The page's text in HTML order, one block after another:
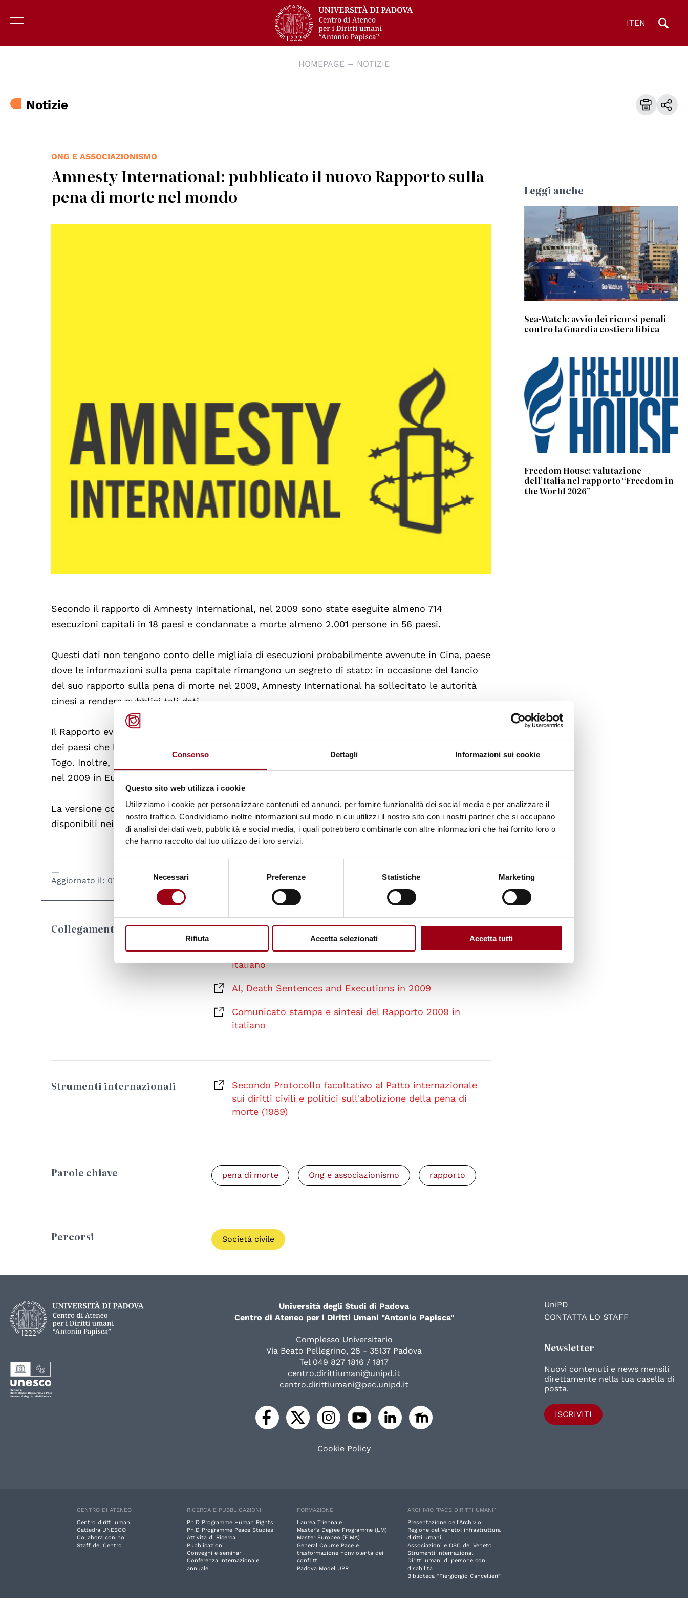
Consenso Dettagli Informazioni sui cookie
Questo sito web utilizza i cookie
Utilizziamo i cookie per personalizzare contenuti ed annunci, per fornire funzionalità dei social media e per analizzare il
nostro traffico. Condividiamo inoltre informazioni sul modo in cui utilizzi il nostro sito con i nostri partner che si occupano
di analisi dei dati web, pubblicità e social media, i quali potrebbero combinarle con altre informazioni che hai fornito loro o
che hanno raccolto dal tuo utilizzo dei loro servizi.
del
Necessari Preferenze Statistiche Marketing
Rifiuta Accetta selezionati Accetta tutti
ITEN
HOMEPAGE NOTIZIE
Notizie
ONG E ASSOCIAZIONISMO
Amnesty International: pubblicato il nuovo Rapporto sulla
pena di morte nel mondo
Secondo il rapporto di Amnesty International, nel 2009 sono state eseguite almeno 714
esecuzioni capitali in 18 paesi e condannate a morte almeno 2.001 persone in 56 paesi.
Questi dati non tengono conto delle migliaia di esecuzioni probabilmente avvenute in Cina, paese
dove le informazioni sulla pena capitale rimangono un segreto di stato: in occasione del lancio
del suo rapporto sulla pena di morte nel 2009, Amnesty International ha sollecitato le autorità
cinesi a rendere pubblici tali dati.
Il Rapporto evidenzia anche i progressi effettuati verso l'abolizione della pena di morte: il numero
dei paesi che hanno completamente abolito la pena capitale è salito a 95, grazie al Burundi e al
Togo. Inoltre, per la prima volta da quando Amnesty International ha iniziato a raccogliere i dati,
nel 2009 in Europa non c'è stata alcuna esecuzione.
La versione completa del Rapporto in lingua inglese e una sintesi in lingua italiana sono
disponibili nei siti di Amnesty International
Aggiornato il: 07.04.2010
Collegamenti AI, Death Sentences and Executions in 2009
Comunicato stampa e sintesi del Rapporto 2009 in
italiano
AI, Death Sentences and Executions in 2009
Comunicato stampa e sintesi del Rapporto 2009 in
italiano
Strumenti internazionali
Secondo Protocollo facoltativo al Patto internazionale
sui diritti civili e politici sull'abolizione della pena di
morte (1989)
Parole chiave pena di morte Ong e associazionismo rapporto
Percorsi Società civile
Leggi anche
© Wolfgang Fricke
Sea-Watch: avvio dei ricorsi penali
contro la Guardia costiera libica
Freedom House: valutazione
dell’Italia nel rapporto “Freedom in
the World 2026”
UniPD
CONTATTA LO STAFF
Newsletter
Nuovi contenuti e news mensili
direttamente nella tua casella di
posta.
ISCRIVITI
Università degli Studi di Padova
Centro di Ateneo per i Diritti Umani "Antonio Papisca"
Complesso Universitario
Via Beato Pellegrino, 28 - 35137 Padova
Tel 049 827 1816 / 1817
centro.dirittiumani@unipd.it
centro.dirittiumani@pec.unipd.it
Cookie Policy
CENTRO DI ATENEO
Centro diritti umani
Cattedra UNESCO
Collabora con noi
Staff del Centro
RICERCA E PUBBLICAZIONI
Ph.D Programme Human Rights
Ph.D Programme Peace Studies
Attività di Ricerca
Pubblicazioni
Convegni e seminari
Conferenza Internazionale
annuale
FORMAZIONE
Laurea Triennale
Master’s Degree Programme (LM)
Master Europeo (E.MA)
General Course Pace e
trasformazione nonviolenta dei
conflitti
Padova Model UPR
ARCHIVIO "PACE DIRITTI UMANI"
Presentazione dell'Archivio
Regione del Veneto: infrastruttura
diritti umani
Associazioni e OSC del Veneto
Strumenti internazionali
Diritti umani di persone con
disabilità
Biblioteca “Piergiorgio Cancellieri”